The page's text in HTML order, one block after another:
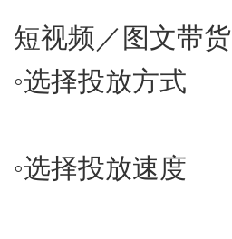
短视频／图文带货
◦​选择投放方式
◦​选择投放速度